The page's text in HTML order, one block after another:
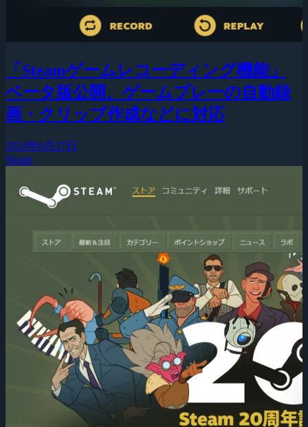
「Steamゲームレコーディング機能」
ベータ版公開、ゲームプレーの自動録
画・クリップ作成などに対応
2024年6月27日
Steam